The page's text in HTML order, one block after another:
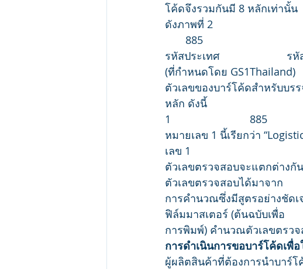
โค้ดจึงรวมกันมี 8 หลักเท่านั้น
ดังภาพที่ 2
885
รหัสประเทศ
(ที่กำหนดโดย GS1Thailand)
ตัวเลขของบาร์โค้ดสำหรับบร
หลัก ดังนี้
1                           885
หมายเลข 1 นี้เรียกว่า
เลข 1
ตัวเลขตรวจสอบจะแตกต่างกั
ตัวเลขตรวจสอบได้มาจาก
การคำนวณซึ่งมีสูตรอย่างชัด
ฟิล์มมาสเตอร์ (ต้นฉบับเพื่อ
การพิมพ์) คำนวณตัวเลขตรว
การดำเนินการขอบาร์โค้ดเพื่
ผู้ผลิตสินค้าที่ต้องการนำบาร์